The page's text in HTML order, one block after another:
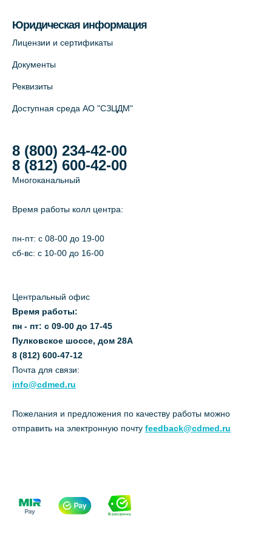
Юридическая информация
Лицензии и сертификаты
Документы
Реквизиты
Доступная среда АО "СЗЦДМ"
8 (800) 234-42-00
8 (812) 600-42-00
Многоканальный
Время работы колл центра:
пн-пт: c 08-00 до 19-00
сб-вс: с 10-00 до 16-00
Центральный офис
Время работы:
пн - пт: с 09-00 до 17-45
Пулковское шоссе, дом 28А
8 (812) 600-47-12
Почта для связи:
info@cdmed.ru
Пожелания и предложения по качеству работы можно
отправить на электронную почту feedback@cdmed.ru